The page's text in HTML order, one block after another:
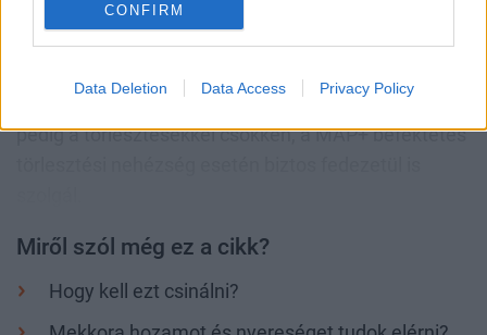
CONFIRM
Data Deletion Data Access Privacy Policy
mellett a szuperállampapír hozama is teljesen
kiszámítható a következő 5 évben, ameddig e kettő
egyenleg fokozatosan emelkedik, a hiteltartozás
pedig a törlesztésekkel csökken, a MÁP+ befektetés
Miről szól még ez a cikk?
Hogy kell ezt csinálni?